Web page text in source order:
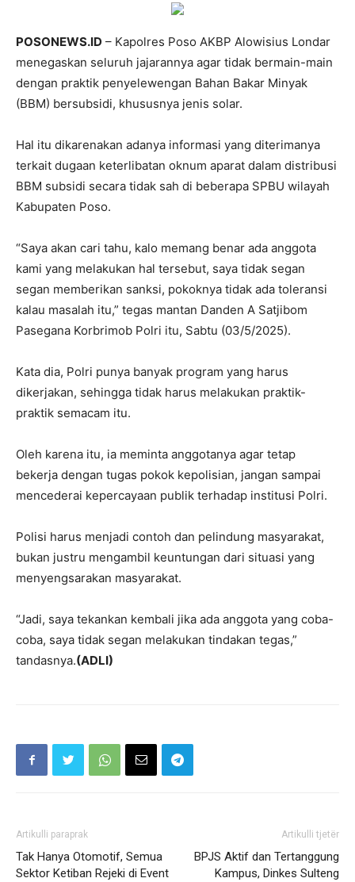
POSONEWS.ID – Kapolres Poso AKBP Alowisius Londar
menegaskan seluruh jajarannya agar tidak bermain-main
dengan praktik penyelewengan Bahan Bakar Minyak
(BBM) bersubsidi, khususnya jenis solar.
Hal itu dikarenakan adanya informasi yang diterimanya
terkait dugaan keterlibatan oknum aparat dalam distribusi
BBM subsidi secara tidak sah di beberapa SPBU wilayah
Kabupaten Poso.
“Saya akan cari tahu, kalo memang benar ada anggota
kami yang melakukan hal tersebut, saya tidak segan
segan memberikan sanksi, pokoknya tidak ada toleransi
kalau masalah itu,” tegas mantan Danden A Satjibom
Pasegana Korbrimob Polri itu, Sabtu (03/5/2025).
Kata dia, Polri punya banyak program yang harus
dikerjakan, sehingga tidak harus melakukan praktik-
praktik semacam itu.
Oleh karena itu, ia meminta anggotanya agar tetap
bekerja dengan tugas pokok kepolisian, jangan sampai
mencederai kepercayaan publik terhadap institusi Polri.
Polisi harus menjadi contoh dan pelindung masyarakat,
bukan justru mengambil keuntungan dari situasi yang
menyengsarakan masyarakat.
“Jadi, saya tekankan kembali jika ada anggota yang coba-
coba, saya tidak segan melakukan tindakan tegas,”
tandasnya.(ADLI)
Artikulli paraprak
Tak Hanya Otomotif, Semua
Sektor Ketiban Rejeki di Event
Artikulli tjetër
BPJS Aktif dan Tertanggung
Kampus, Dinkes Sulteng